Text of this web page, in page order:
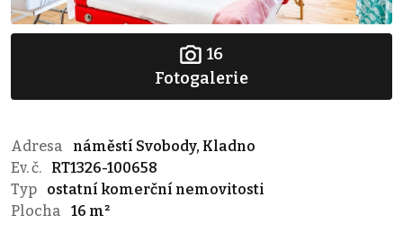
16
Fotogalerie
Adresa
náměstí Svobody, Kladno
Ev. č.
RT1326-100658
Typ
ostatní komerční nemovitosti
Plocha
16 m²